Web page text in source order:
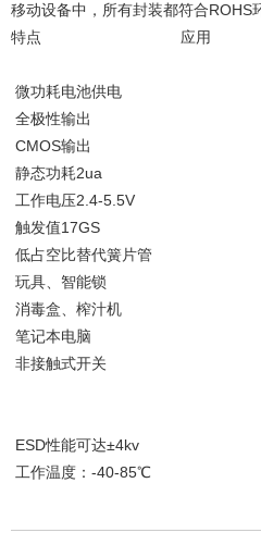
移动设备中，所有封装都符合ROHS
特点 应用
微功耗电池供电
全极性输出
CMOS输出
静态功耗2ua
工作电压2.4-5.5V
触发值17GS
低占空比替代簧片管
玩具、智能锁
消毒盒、榨汁机
笔记本电脑
非接触式开关
ESD性能可达±4kv
工作温度：-40-85℃